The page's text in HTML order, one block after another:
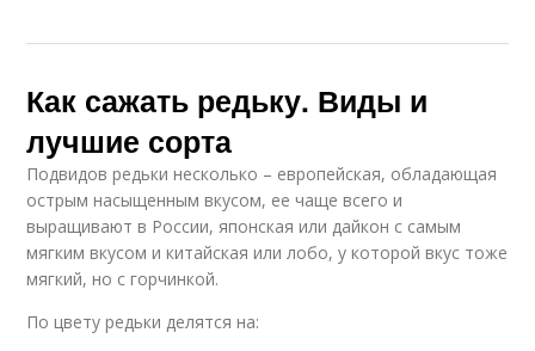
Как сажать редьку. Виды и
лучшие сорта
Подвидов редьки несколько – европейская, обладающая
острым насыщенным вкусом, ее чаще всего и
выращивают в России, японская или дайкон с самым
мягким вкусом и китайская или лобо, у которой вкус тоже
мягкий, но с горчинкой.
По цвету редьки делятся на: